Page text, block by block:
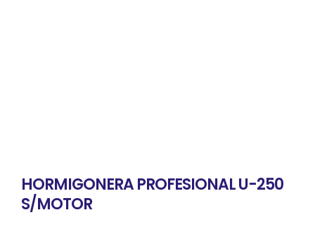
HORMIGONERA PROFESIONAL U-250
S/MOTOR